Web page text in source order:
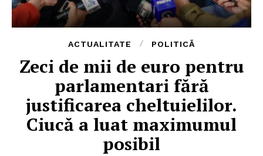
ACTUALITATE POLITICĂ
Zeci de mii de euro pentru
parlamentari fără
justificarea cheltuielilor.
Ciucă a luat maximumul
posibil